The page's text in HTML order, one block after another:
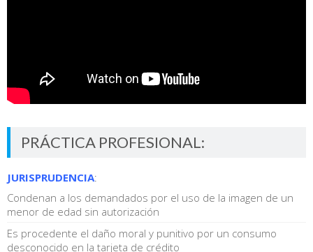
PRÁCTICA PROFESIONAL:
JURISPRUDENCIA:
Condenan a los demandados por el uso de la imagen de un
menor de edad sin autorización
Es procedente el daño moral y punitivo por un consumo
desconocido en la tarjeta de crédito